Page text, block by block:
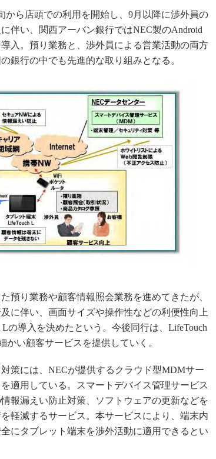
ら店頭での利用を開始し、9月以降に渉外員の
伴い、関西アーバン銀行ではNEC製のAndroid
入。預り業務と、渉外員による営業活動の両方
銀行の中でも先進的な取り組みとなる。
預り業務や顧客情報照会業務を進めてきたが、
に伴い、画面サイズや操作性などの利便性向上
の導入を決めたという。今後同行は、LifeTouch
い顧客サービスを提供していく。
策には、NECが提供するクラウド型MDMサー
適用している。スマートデバイス管理サービス
報漏えい防止対策、ソフトウェアの更新などを
軽減するサービス。本サービスにより、端末内
にタブレット端末を渉外活動に適用できるとい